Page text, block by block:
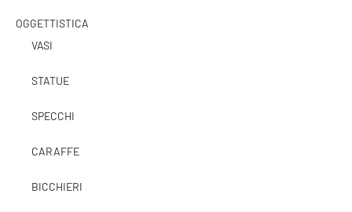
OGGETTISTICA
VASI
STATUE
SPECCHI
CARAFFE
BICCHIERI